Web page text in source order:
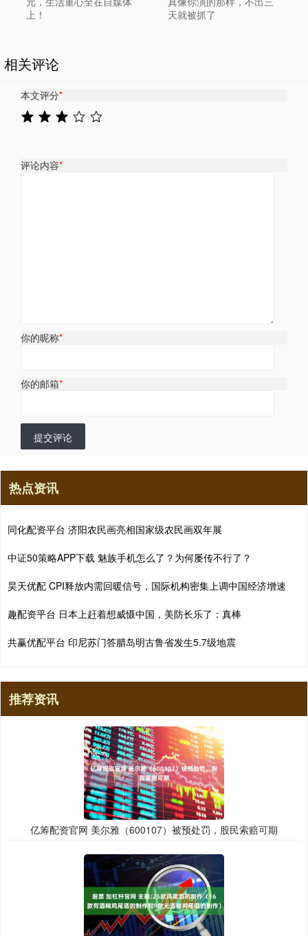
上！
天就被抓了
相关评论
本文评分*
评论内容*
你的昵称*
你的邮箱*
提交评论
热点资讯
同化配资平台 济阳农民画亮相国家级农民画双年展
中证50策略APP下载 魅族手机怎么了？为何屡传不行了？
昊天优配 CPI释放内需回暖信号，国际机构密集上调中国经济增速
趣配资平台 日本上赶着想威慑中国，美防长乐了：真棒
共赢优配平台 印尼苏门答腊岛明古鲁省发生5.7级地震
推荐资讯
亿筹配资官网 美尔雅（600107）被预处罚，股民索赔可期